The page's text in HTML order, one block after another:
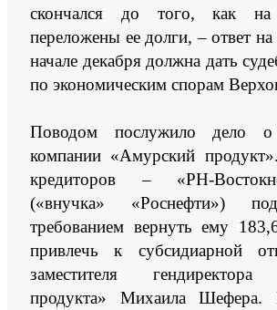
скончался до того, как
переложены ее долги, – ответ на
начале декабря должна дать
по экономическим спорам
Поводом послужило дело о
компании «Амурский
кредиторов – «РН-
(«внучка» «Роснефти»)
требованием вернуть ему
привлечь к субсидиарной
заместителя гендиректора
продукта» Михаила Шефера.